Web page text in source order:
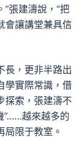
張建濤說，“把
會讓講堂兼具信
長，更非半路出
學實際常識，借
探索，張建濤不
”……越來越多的
限于教室。